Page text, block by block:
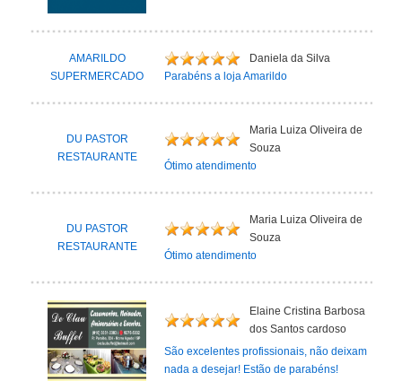
AMARILDO
SUPERMERCADO
Daniela da Silva
Parabéns a loja Amarildo
DU PASTOR
RESTAURANTE
Maria Luiza Oliveira de
Souza
Ótimo atendimento
DU PASTOR
RESTAURANTE
Maria Luiza Oliveira de
Souza
Ótimo atendimento
Elaine Cristina Barbosa
dos Santos cardoso
São excelentes profissionais, não deixam
nada a desejar! Estão de parabéns!